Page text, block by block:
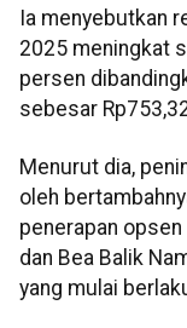
Ia menyebutkan
2025 meningkat
persen
sebesar
Menurut dia,
oleh
penerapan
dan Bea Balik
yang mulai